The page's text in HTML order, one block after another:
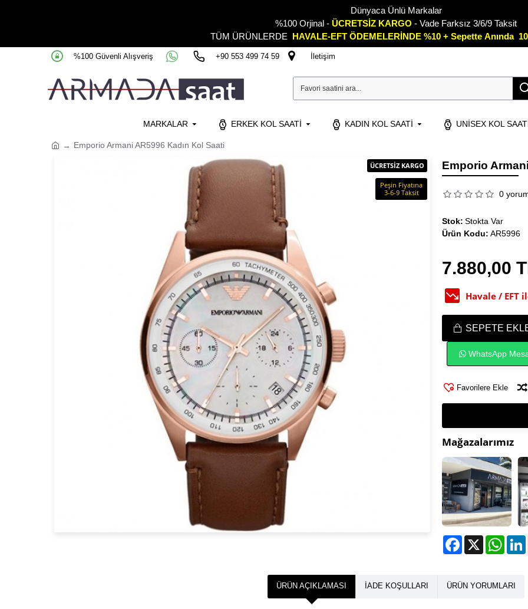
Dünyaca Ünlü Markalar
%100 Orjinal - ÜCRETSİZ KARGO - Vade Farksız 3/6/9 Taksit
TÜM ÜRÜNLERDE HAVALE-EFT ÖDEMELERİNDE %10 + Sepette Anında
%100 Güvenli Alışveriş +90 553 499 74 59 İletişim
MARKALAR ERKEK KOL SAATI KADIN KOL SAATI UNISEX KOL
Emporio Armani AR5996 Kadın Kol Saati
ÜCRETSİZ KARGO
Peşin Fiyatına
3-6-9 Taksit
Emporio
0
7.880,00
Havale / EFT
Stok: Stokta Var
Ürün Kodu: AR5996
SEPETE
WhatsApp
Favorilere Ekle
Mağazalarımız
Facebook
X
ÜRÜN AÇIKLAMASI İADE KOŞULLARI ÜRÜN YORUMLARI